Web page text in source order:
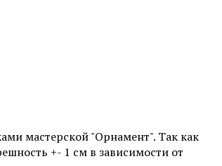
мастерской "Орнамент". Так как
+- 1 см в зависимости от